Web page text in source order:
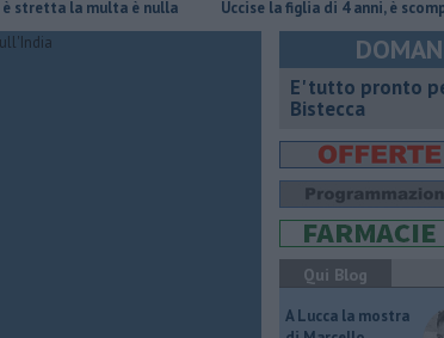
la multa è nulla Uccise la figlia di 4 anni, è scomparso
E' tutto pronto
Bistecca
Qui Blog
A Lucca la mostra